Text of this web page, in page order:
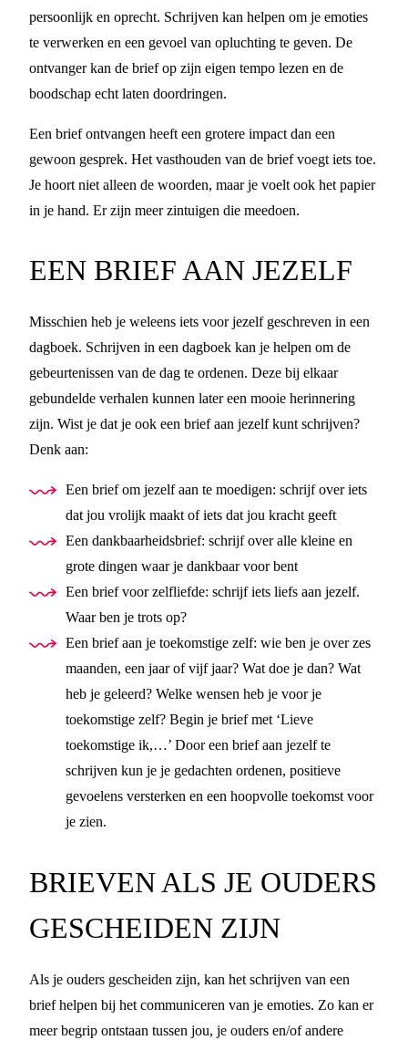
persoonlijk en oprecht. Schrijven kan helpen om je emoties
te verwerken en een gevoel van opluchting te geven. De
ontvanger kan de brief op zijn eigen tempo lezen en de
boodschap echt laten doordringen.
Een brief ontvangen heeft een grotere impact dan een
gewoon gesprek. Het vasthouden van de brief voegt iets toe.
Je hoort niet alleen de woorden, maar je voelt ook het papier
in je hand. Er zijn meer zintuigen die meedoen.
EEN BRIEF AAN JEZELF
Misschien heb je weleens iets voor jezelf geschreven in een
dagboek. Schrijven in een dagboek kan je helpen om de
gebeurtenissen van de dag te ordenen. Deze bij elkaar
gebundelde verhalen kunnen later een mooie herinnering
zijn. Wist je dat je ook een brief aan jezelf kunt schrijven?
Denk aan:
Een brief om jezelf aan te moedigen: schrijf over iets
dat jou vrolijk maakt of iets dat jou kracht geeft
Een dankbaarheidsbrief: schrijf over alle kleine en
grote dingen waar je dankbaar voor bent
Een brief voor zelfliefde: schrijf iets liefs aan jezelf.
Waar ben je trots op?
Een brief aan je toekomstige zelf: wie ben je over zes
maanden, een jaar of vijf jaar? Wat doe je dan? Wat
heb je geleerd? Welke wensen heb je voor je
toekomstige zelf? Begin je brief met ‘Lieve
toekomstige ik,…’ Door een brief aan jezelf te
schrijven kun je je gedachten ordenen, positieve
gevoelens versterken en een hoopvolle toekomst voor
je zien.
BRIEVEN ALS JE OUDERS
GESCHEIDEN ZIJN
Als je ouders gescheiden zijn, kan het schrijven van een
brief helpen bij het communiceren van je emoties. Zo kan er
meer begrip ontstaan tussen jou, je ouders en/of andere